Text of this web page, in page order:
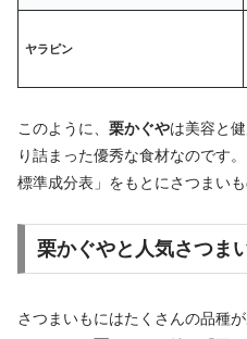
ヤラピン
このように、 栗かぐやは美容と
り詰まった優秀な食材なのです
標準成分表」をもとにさつまい
栗かぐやと人気さつま
さつまいもにはたくさんの品種